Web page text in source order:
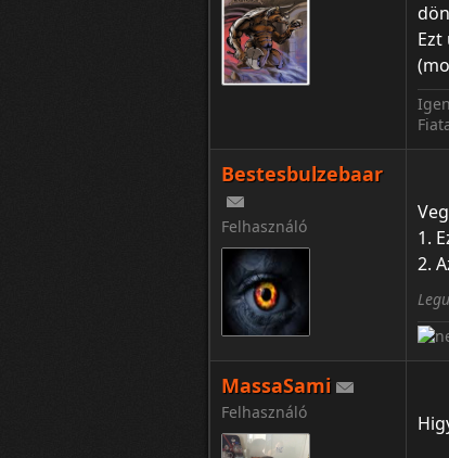
Bestesbulzebaar
Felhasználó
1.
2.
MassaSami
Felhasználó